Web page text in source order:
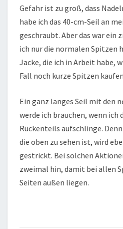
Gefahr ist zu groß, dass
habe ich das 40-cm-Seil an
geschraubt. Aber das war ein
ich nur die normalen Spitzen
Jacke, die ich in Arbeit habe,
Fall noch kurze Spitzen
Ein ganz langes Seil mit den
werde ich brauchen, wenn ich
Rückenteils aufschlinge.
die oben zu sehen ist, wird
gestrickt. Bei solchen
zweimal hin, damit bei allen
Seiten außen liegen.